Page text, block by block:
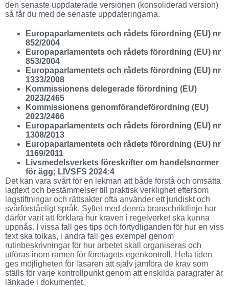
den senaste uppdaterade versionen (konsoliderad version)
så får du med de senaste uppdateringarna.
Europaparlamentets och rådets förordning (EU) nr
852/2004
Europaparlamentets och rådets förordning (EU) nr
853/2004
Europaparlamentets och rådets förordning (EU) nr
1333/2008
Kommissionens delegerade förordning (EU)
2023/2465
Kommissionens genomförandeförordning (EU)
2023/2466
Europaparlamentets och rådets förordning (EU) nr
1308/2013
Europaparlamentets och rådets förordning (EU) nr
1169/2011
Livsmedelsverkets föreskrifter om handelsnormer
för ägg; LIVSFS 2024:4
Det kan vara svårt för en lekman att både förstå och omsätta
lagtext och bestämmelser till praktisk verklighet eftersom
lagstiftningar och rättsakter ofta använder ett juridiskt och
svårförståeligt språk. Syftet med denna branschriktlinje har
därför varit att förklara hur kraven i regelverket ska kunna
uppnås. I vissa fall ges tips och förtydliganden för hur en viss
text ska tolkas, i andra fall ges exempel genom
rutinbeskrivningar för hur arbetet skall organiseras och
utföras inom ramen för företagets egenkontroll. Hela tiden
ges möjligheten för läsaren att själv jämföra de krav som
ställs för varje kontrollpunkt genom att enskilda paragrafer är
länkade i dokumentet.